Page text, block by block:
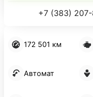
172 501 км
Автомат
+7 (383)